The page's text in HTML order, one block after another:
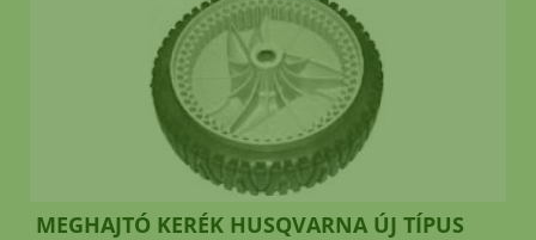
MEGHAJTÓ KERÉK HUSQVARNA ÚJ TÍPUS